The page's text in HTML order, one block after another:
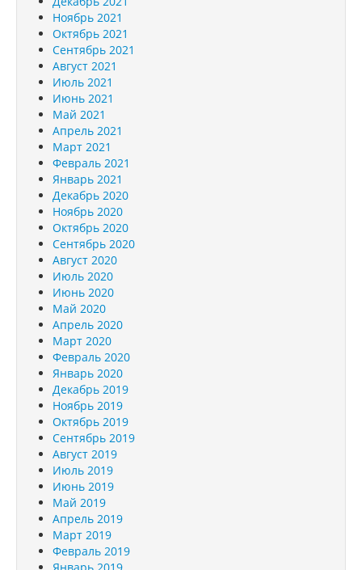
Ноябрь 2021
Октябрь 2021
Сентябрь 2021
Август 2021
Июль 2021
Июнь 2021
Май 2021
Апрель 2021
Март 2021
Февраль 2021
Январь 2021
Декабрь 2020
Ноябрь 2020
Октябрь 2020
Сентябрь 2020
Август 2020
Июль 2020
Июнь 2020
Май 2020
Апрель 2020
Март 2020
Февраль 2020
Январь 2020
Декабрь 2019
Ноябрь 2019
Октябрь 2019
Сентябрь 2019
Август 2019
Июль 2019
Июнь 2019
Май 2019
Апрель 2019
Март 2019
Февраль 2019